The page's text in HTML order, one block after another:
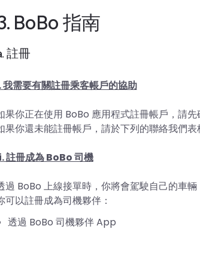
BoBo 指南
註冊
我需要有關註冊乘客帳戶的協助
果你正在使用 BoBo 應用程式註冊帳戶，請
果你還未能註冊帳戶，請於下列的聯絡我們表
註冊成為 BoBo 司機
過 BoBo 上線接單時，你將會駕駛自己的車
可以註冊成為司機夥伴：
透過 BoBo 司機夥伴 App